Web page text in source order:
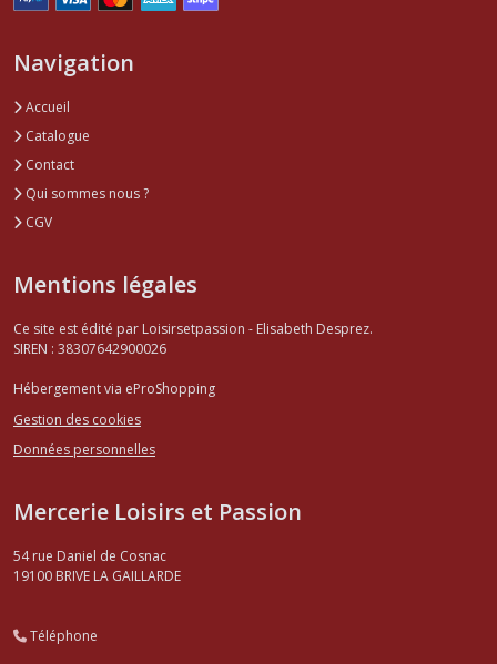
Navigation
Accueil
Catalogue
Contact
Qui sommes nous ?
CGV
Mentions légales
Ce site est édité par Loisirsetpassion - Elisabeth Desprez.
SIREN : 38307642900026
Hébergement via eProShopping
Gestion des cookies
Données personnelles
Mercerie Loisirs et Passion
54 rue Daniel de Cosnac
19100 BRIVE LA GAILLARDE
Téléphone